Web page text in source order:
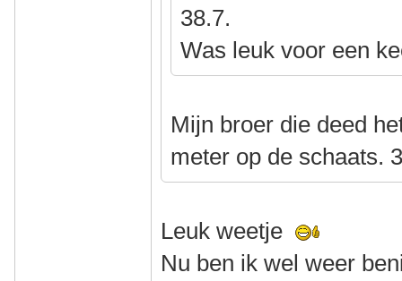
38.7.
Was leuk voor een
Mijn broer die deed
meter op de schaats.
Leuk weetje
Nu ben ik wel weer